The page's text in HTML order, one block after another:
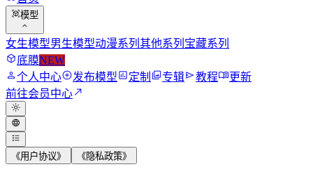
view_in_ar模型
expand_more
女生模型男生模型动漫系列 其他系列 宝藏系列
deployed_code底膜NEW
person个人中心add_circle发布模型assessment定制 photo_library专辑send教程menu_book更新
前往会员中心north_east
light_mode
language
format_list_bulleted
《用户协议》 《隐私政策》